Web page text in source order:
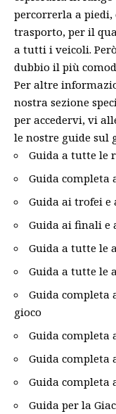
percorrerla a
trasporto, per il
a tutti i veicoli.
dubbio il più
Per altre
nostra sezione
per accedervi, vi
le nostre guide sul
Guida a tutte le
Guida
Guida ai trofei e
Guida ai finali e
Guida a tutte le
Guida a tutte le
Guida
gioco
Guida completa
Guida completa
Guida completa
Guida per la